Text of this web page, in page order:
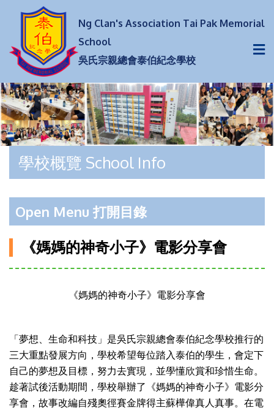
Ng Clan's Association Tai Pak Memorial
School
吳氏宗親總會泰伯紀念學校
學校概覽 School Info
Open Menu 打開目錄
《媽媽的神奇小子》電影分享會
《媽媽的神奇小子》電影分享會
「夢想、生命和科技」是吳氏宗親總會泰伯紀念學校推行的
三大重點發展方向，學校希望每位踏入泰伯的學生，會定下
自己的夢想及目標，努力去實現，並學懂欣賞和珍惜生命。
趁著試後活動期間，學校舉辦了《媽媽的神奇小子》電影分
享會，故事改編自殘奧徑賽金牌得主蘇樺偉真人真事。在電